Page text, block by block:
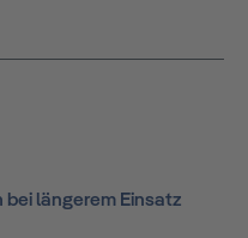
längerem Einsatz